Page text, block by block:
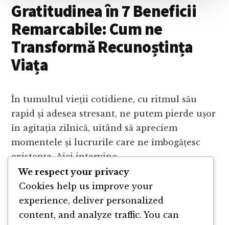
Gratitudinea în 7 Beneficii
Remarcabile: Cum ne
Transformă Recunoștința
Viața
În tumultul vieții cotidiene, cu ritmul său
rapid și adesea stresant, ne putem pierde ușor
în agitația zilnică, uitând să apreciem
momentele și lucrurile care ne îmbogățesc
existența. Aici intervine …
CONTINUE READINGABOUT
GRATITUDINEA
ÎN
7
→
We respect your privacy
Cookies help us improve your
experience, deliver personalized
content, and analyze traffic. You can